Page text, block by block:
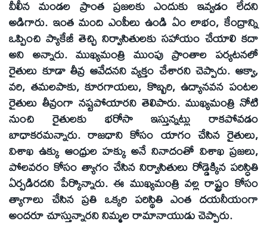
వీలీన మండల ప్రాంత ప్రజలకు ఎందుకు ఇవ్వడం లేదని
అడిగారు. ఇంత మంది ఎంపీలు ఉండి ఏం లాభం, కేంద్రాన్ని
ఒప్పించి ప్యాకేజీ తెచ్చి నిర్వాసితులకు సహాయం చేయాలి కదా
అని అన్నారు. ముఖ్యమంత్రి ముంపు ప్రాంతాల పర్యటనలో
రైతులు కూడా తీవ్ర ఆవేదనని వ్యక్తం చేశారని చెప్పారు. ఆక్వా,
వరి, తమలపాకు, కూరగాయలు, కొబ్బరి, ఉద్యానవన పంటల
రైతులు తీవ్రంగా నష్టపోయారని తెలిపారు. ముఖ్యమంత్రి నోటి
నుంచి రైతులకు భరోసా ఇస్తున్నట్లు రాకపోవడం
బాధాకరమన్నారు. రాజధాని కోసం యాగం చేసిన రైతులు,
విశాఖ ఉక్కు ఆంధ్రుల హక్కు అనే నినాదంతో విశాఖ ప్రజలు,
పోలవరం కోసం త్యాగం చేసిన నిర్వాసితులు రోడ్డెక్కిన పరిస్ధితి
ఏర్పడిరదని పేర్కొన్నారు. ఈ ముఖ్యమంత్రి వల్ల రాష్ట్రం కోసం
త్యాగాలు చేసిన ప్రతి ఒక్కరి పరిస్థితి ఎంత దయనీయంగా
అందరూ చూస్తున్నారని నిమ్మల రామానాయుడు చెప్పారు.